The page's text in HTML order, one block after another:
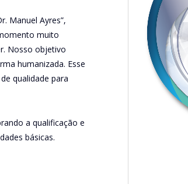
Manuel Ayres”,
muito
Nosso objetivo
humanizada. Esse
qualidade para
a qualificação e
básicas.